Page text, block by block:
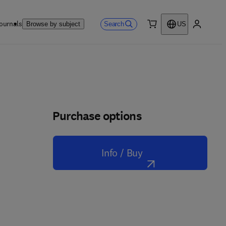
Browse by subject Search
US
Purchase options
Info / Buy